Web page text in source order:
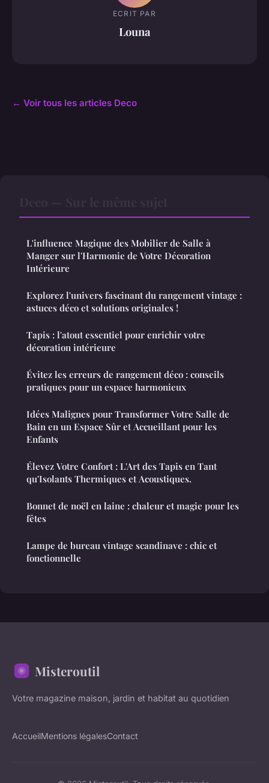
ECRIT PAR
Louna
← Voir tous les articles Deco
L'influence Magique des Mobilier de Salle à
Manger sur l'Harmonie de Votre Décoration
Intérieure
Explorez l'univers fascinant du rangement vintage :
astuces déco et solutions originales !
Tapis : l'atout essentiel pour enrichir votre
décoration intérieure
Évitez les erreurs de rangement déco : conseils
pratiques pour un espace harmonieux
Idées Malignes pour Transformer Votre Salle de
Bain en un Espace Sûr et Accueillant pour les
Enfants
Élevez Votre Confort : L'Art des Tapis en Tant
qu'Isolants Thermiques et Acoustiques.
Bonnet de noël en laine : chaleur et magie pour les
fêtes
Lampe de bureau vintage scandinave : chic et
fonctionnelle
Misteroutil
Votre magazine maison, jardin et habitat au quotidien
AccueilMentions légalesContact